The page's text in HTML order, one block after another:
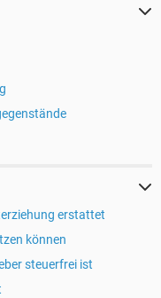
erstattet
können
steuerfrei ist